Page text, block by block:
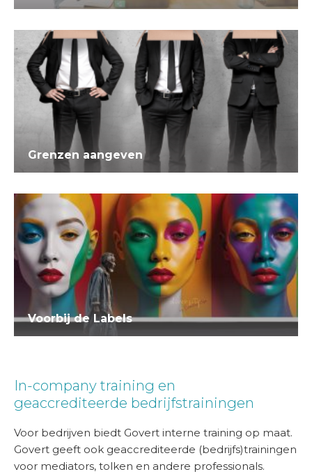
Grenzen aangeven
Voorbij de Labels
In-company training en
geaccrediteerde bedrijfstrainingen
Voor bedrijven biedt Govert interne training op maat.
Govert geeft ook geaccrediteerde (bedrijfs)trainingen
voor mediators, tolken en andere professionals.